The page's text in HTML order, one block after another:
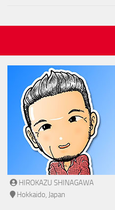
HIROKAZU SHINAGAWA
Hokkaido, Japan